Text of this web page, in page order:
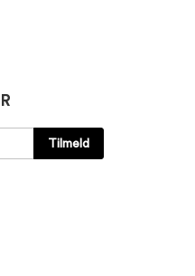
Tilmeld